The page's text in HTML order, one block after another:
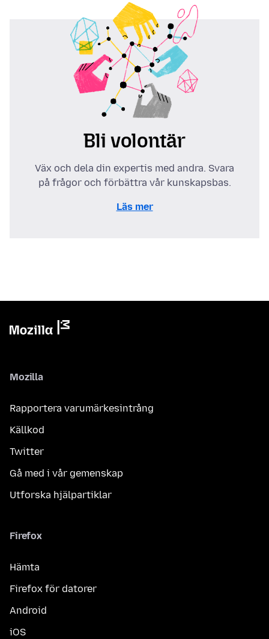
Bli volontär
Väx och dela din expertis med andra. Svara
på frågor och förbättra vår kunskapsbas.
Läs mer
Mozilla
Rapportera varumärkesintrång
Källkod
Twitter
Gå med i vår gemenskap
Utforska hjälpartiklar
Firefox
Hämta
Firefox för datorer
Android
iOS